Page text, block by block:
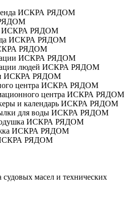
масел и технических